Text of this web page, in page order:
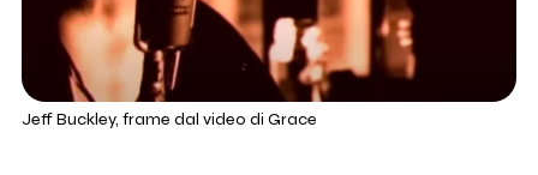
Jeff Buckley, frame dal video di Grace